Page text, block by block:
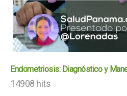
Endometriosis: Diagnóstico y
14908 hits